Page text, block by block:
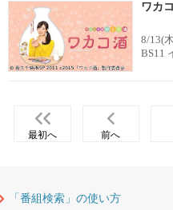
ワカ
8/13(
BS11
最初へ 前へ
「番組検索」の使い方